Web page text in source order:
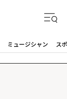
ミュージシャン ス